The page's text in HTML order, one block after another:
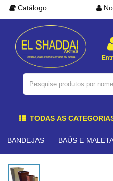
Catálogo
TODAS AS
BANDEJAS BAÚS E